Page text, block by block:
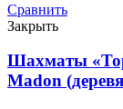
Сравнить
Закрыть
Шахматы
Madon